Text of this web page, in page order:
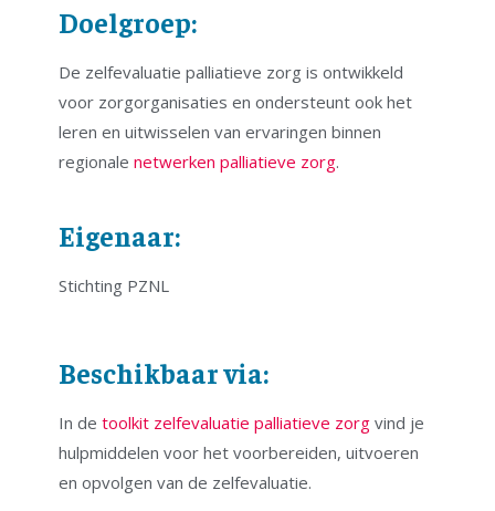
Doelgroep:
De zelfevaluatie palliatieve zorg is ontwikkeld
voor zorgorganisaties en ondersteunt ook het
leren en uitwisselen van ervaringen binnen
regionale netwerken palliatieve zorg.
Eigenaar:
Stichting PZNL
Beschikbaar via:
In de toolkit zelfevaluatie palliatieve zorgvind je
hulpmiddelen voor het voorbereiden, uitvoeren
en opvolgen van de zelfevaluatie.